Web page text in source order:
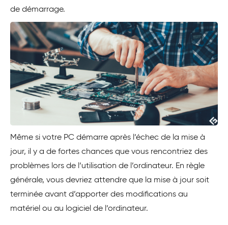
de démarrage.
Même si votre PC démarre après l’échec de la mise à
jour, il y a de fortes chances que vous rencontriez des
problèmes lors de l’utilisation de l’ordinateur. En règle
générale, vous devriez attendre que la mise à jour soit
terminée avant d’apporter des modifications au
matériel ou au logiciel de l’ordinateur.